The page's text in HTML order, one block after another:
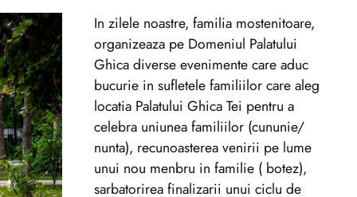
In zilele noastre, familia mostenitoare,
organizeaza pe Domeniul Palatului
Ghica diverse evenimente care aduc
bucurie in sufletele familiilor care aleg
locatia Palatului Ghica Tei pentru a
celebra uniunea familiilor (cununie/
nunta), recunoasterea venirii pe lume
unui nou menbru in familie ( botez),
sarbatorirea finalizarii unui ciclu de